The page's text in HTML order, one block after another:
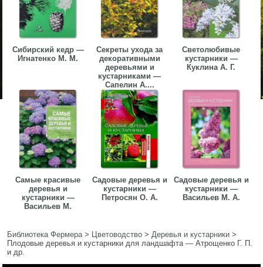
Сибирский кедр —
Игнатенко М. М.
Секреты ухода за
декоративными
деревьями и
кустарниками —
Сапелин А....
Светолюбивые
кустарники —
Куклина А. Г.
Самые красивые
деревья и
кустарники —
Васильев М.
Садовые деревья и
кустарники —
Петросян О. А.
Садовые деревья и
кустарники —
Васильев М. А.
Библиотека Фермера> Цветоводство >Деревья и кустарники >
Плодовые деревья и кустарники для ландшафта — Атрощенко Г. П.
и др.